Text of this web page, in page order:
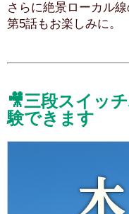
さらに絶景ローカル線
第5話もお楽しみに。
🎥三段スイッ
験できます